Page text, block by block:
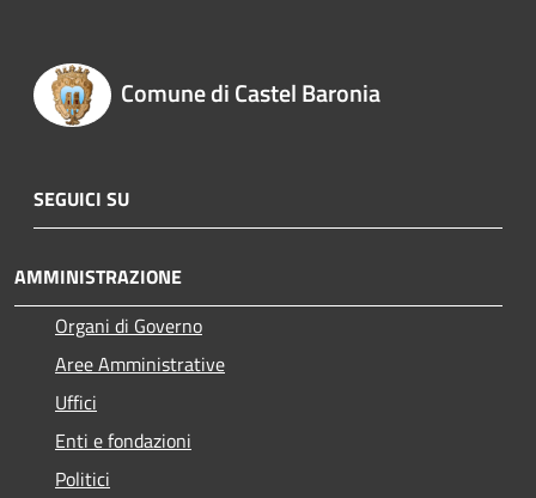
Comune di Castel Baronia
SEGUICI SU
AMMINISTRAZIONE
Organi di Governo
Aree Amministrative
Uffici
Enti e fondazioni
Politici